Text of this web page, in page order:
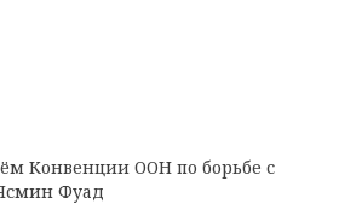
Конвенции ООН по борьбе с
Фуад